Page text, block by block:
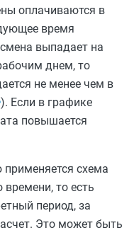
оплачиваются в
время
выпадает на
днем, то
не менее чем в
). Если в графике
повышается
применяется схема
то есть
период, за
Это может быть